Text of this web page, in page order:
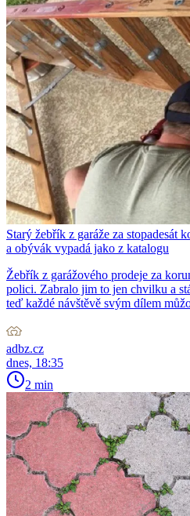
Starý žebřík z garáže za stopadesát
a obývák vypadá jako z katalogu
Žebřík z garážového prodeje za
polici. Zabralo jim to jen chvilku a
teď každé návštěvě svým dílem
adbz.cz
dnes, 18:35
2 min